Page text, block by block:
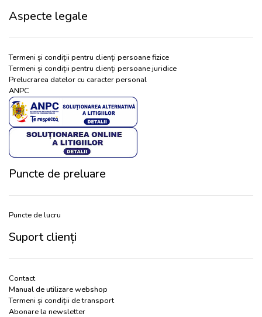
Aspecte legale
Termeni și condiții pentru clienți persoane fizice
Termeni și condiții pentru clienți persoane juridice
Prelucrarea datelor cu caracter personal
ANPC
Puncte de preluare
Puncte de lucru
Suport clienți
Contact
Manual de utilizare webshop
Termeni și condiții de transport
Abonare la newsletter